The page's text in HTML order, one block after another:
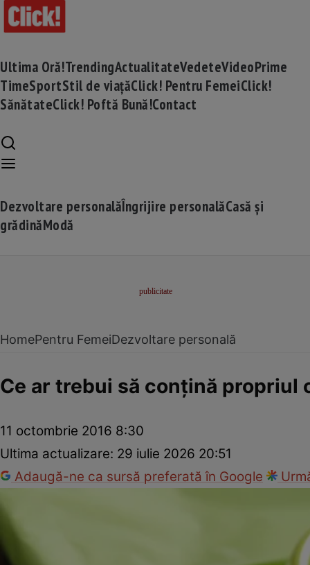
Ultima Oră!TrendingActualitateVedeteVideoPrime
TimeSportStil de viațăClick! Pentru FemeiClick!
SănătateClick! Poftă Bună!Contact
Dezvoltare personalăÎngrijire personalăCasă și
grădinăModă
HomePentru FemeiDezvoltare personală
Ce ar trebui să conţină propriul
11 octombrie 2016 8:30
Ultima actualizare: 29 iulie 2026 20:51
Adaugă-ne ca sursă preferată în Google